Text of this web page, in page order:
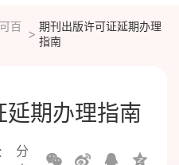
百
期刊出版许可证延期办理
指南
期办理指南
分